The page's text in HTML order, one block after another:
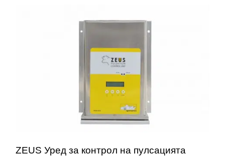
ZEUS Уред за контрол на пулсацията